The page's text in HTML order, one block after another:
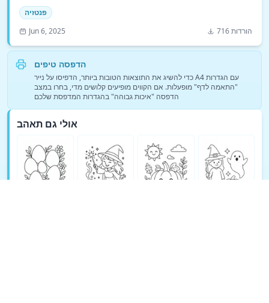
פנטזיה
Jun 6, 2025
716 הורדות
הדפסה טיפים
כדי להשיג את התוצאות הטובות ביותר, הדפיסו על נייר A4 עם הגדרות
"התאמה לדף" מופעלות. אם הקווים מופיעים קלושים מדי, בחרו במצב
הדפסה "איכות גבוהה" בהגדרות המדפסת שלכם
אולי גם תאהב